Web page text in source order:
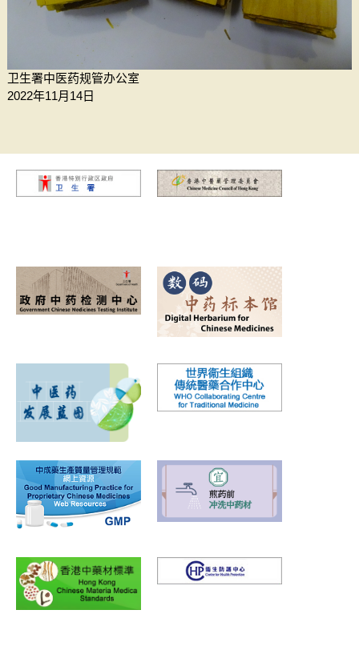
卫生署中医药规管办公室
2022年11月14日